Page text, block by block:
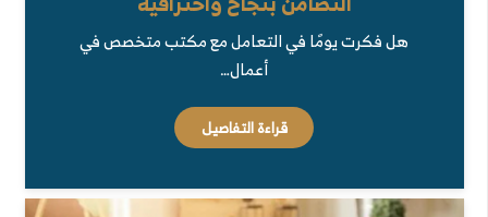
هل فكرت يومًا في التعامل مع مكتب متخصص في
أعمال…
قراءة التفاصيل